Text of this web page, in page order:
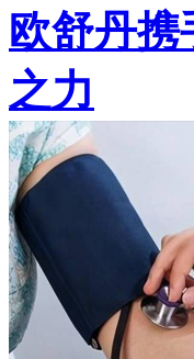
欧舒丹
之力